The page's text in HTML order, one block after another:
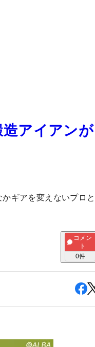
造アイアンが
ギアを変えないプロと
コメン
ト
0件